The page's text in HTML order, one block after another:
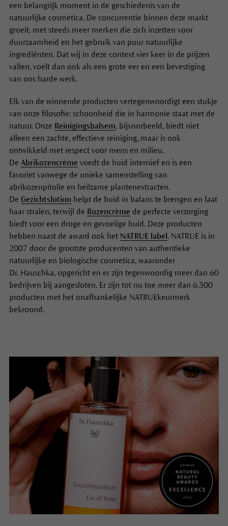
een belangrijk moment in de geschiedenis van de
natuurlijke cosmetica. De concurrentie binnen deze markt
groeit, met steeds meer merken die zich inzetten voor
duurzaamheid en het gebruik van puur natuurlijke
ingrediënten. Dat wij in deze context vier keer in de prijzen
vallen, voelt dan ook als een grote eer en een bevestiging
van ons harde werk.
Elk van de winnende producten vertegenwoordigt een stukje
van onze filosofie: schoonheid die in harmonie staat met de
natuur. Onze Reinigingsbalsem, bijvoorbeeld, biedt niet
alleen een zachte, effectieve reiniging, maar is ook
ontwikkeld met respect voor mens en milieu.
De Abrikozencrème voedt de huid intensief en is een
favoriet vanwege de unieke samenstelling van
abrikozenpitolie en heilzame plantenextracten.
De Gezichtslotion helpt de huid in balans te brengen en laat
haar stralen, terwijl de Rozencrème de perfecte verzorging
biedt voor een droge en gevoelige huid. Deze producten
hebben naast de award ook het NATRUE label . NATRUE is in
2007 door de grootste producenten van authentieke
natuurlijke en biologische cosmetica, waaronder
Dr. Hauschka, opgericht en er zijn tegenwoordig meer dan 60
bedrijven bij aangesloten. Er zijn tot nu toe meer dan 6.300
producten met het onafhankelijke NATRUEkeurmerk
bekroond.